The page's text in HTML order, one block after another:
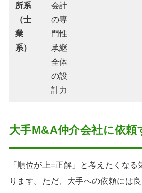
所系
（士
業
系）
会計
の専
門性
承継
全体
の設
計力
大手M&A仲介会社に依頼
「順位が上=正解」と考えたくな
ります。ただ、大手への依頼には